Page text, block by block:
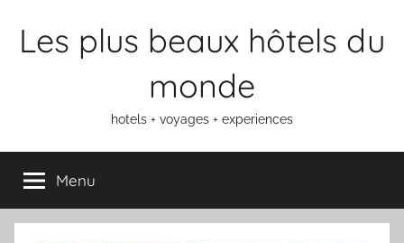
Les plus beaux hôtels du
monde
hotels + voyages + experiences
Menu